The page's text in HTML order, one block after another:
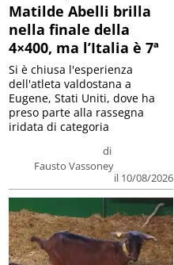
Matilde Abelli brilla
nella finale della
4×400, ma l’Italia è 7ª
di
Fausto Vassoney
il 10/08/2026
Si è chiusa l'esperienza
dell'atleta valdostana a
Eugene, Stati Uniti, dove ha
preso parte alla rassegna
iridata di categoria